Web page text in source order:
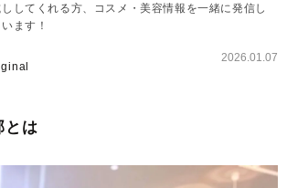
してくれる方、コスメ・美容情報を一緒に発信し
ます！
2026.01.07
とは